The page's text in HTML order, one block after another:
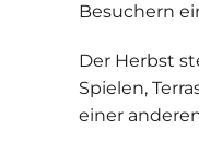
Besuchern
Der Herbst
Spielen,
einer